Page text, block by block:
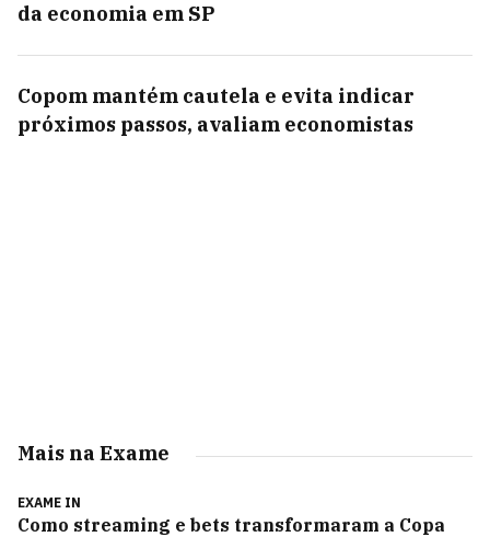
da economia em SP
Copom mantém cautela e evita indicar
próximos passos, avaliam economistas
Mais na Exame
EXAME IN
Como streaming e bets transformaram a Copa